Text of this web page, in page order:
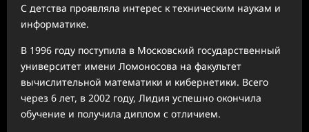
С детства проявляла интерес к техническим наукам и
информатике.
В 1996 году поступила в Московский государственный
университет имени Ломоносова на факультет
вычислительной математики и кибернетики. Всего
через 6 лет, в 2002 году, Лидия успешно окончила
обучение и получила диплом с отличием.